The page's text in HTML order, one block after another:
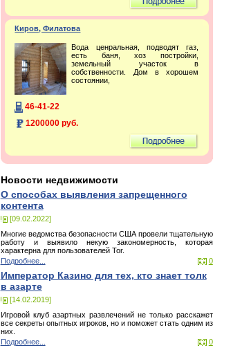
Киров, Филатова
Вода ценральная, подводят газ,
есть баня, хоз постройки,
земельный участок в
собственности. Дом в хорошем
состоянии,
46-41-22
1200000 руб.
Новости недвижимости
О способах выявления запрещенного
контента
[09.02.2022]
Многие ведомства безопасности США провели тщательную
работу и выявило некую закономерность, которая
характерна для пользователей Tor.
Подробнее...
0
Император Казино для тех, кто знает толк
в азарте
[14.02.2019]
Игровой клуб азартных развлечений не только расскажет
все секреты опытных игроков, но и поможет стать одним из
них.
Подробнее...
0